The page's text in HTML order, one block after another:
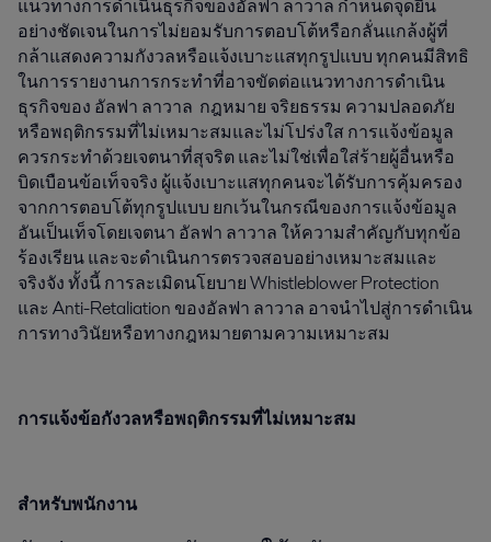
แนวทางการดำเนินธุรกิจของอัลฟา ลาวาล กำหนดจุดยืน
อย่างชัดเจนในการไม่ยอมรับการตอบโต้หรือกลั่นแกล้งผู้ที่
กล้าแสดงความกังวลหรือแจ้งเบาะแสทุกรูปแบบ ทุกคนมีสิทธิ
ในการรายงานการกระทำที่อาจขัดต่อแนวทางการดำเนิน
ธุรกิจของ อัลฟา ลาวาล กฎหมาย จริยธรรม ความปลอดภัย
หรือพฤติกรรมที่ไม่เหมาะสมและไม่โปร่งใส การแจ้งข้อมูล
ควรกระทำด้วยเจตนาที่สุจริต และไม่ใช่เพื่อใส่ร้ายผู้อื่นหรือ
บิดเบือนข้อเท็จจริง ผู้แจ้งเบาะแสทุกคนจะได้รับการคุ้มครอง
จากการตอบโต้ทุกรูปแบบ ยกเว้นในกรณีของการแจ้งข้อมูล
อันเป็นเท็จโดยเจตนา อัลฟา ลาวาล ให้ความสำคัญกับทุกข้อ
ร้องเรียน และจะดำเนินการตรวจสอบอย่างเหมาะสมและ
จริงจัง ทั้งนี้ การละเมิดนโยบาย Whistleblower Protection
และ Anti-Retaliation ของอัลฟา ลาวาล อาจนำไปสู่การดำเนิน
การทางวินัยหรือทางกฎหมายตามความเหมาะสม
การแจ้งข้อกังวลหรือพฤติกรรมที่ไม่เหมาะสม
สำหรับพนักงาน